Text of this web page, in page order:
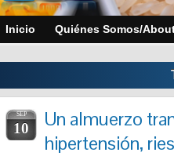
Inicio Quiénes Somos/
SEP
10
Un almuerzo
hipertensión,